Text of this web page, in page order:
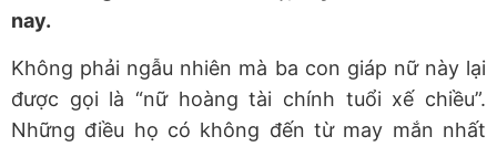
nay.
Không phải ngẫu nhiên mà ba con giáp nữ này lại
được gọi là “nữ hoàng tài chính tuổi xế chiều”.
Những điều họ có không đến từ may mắn nhất